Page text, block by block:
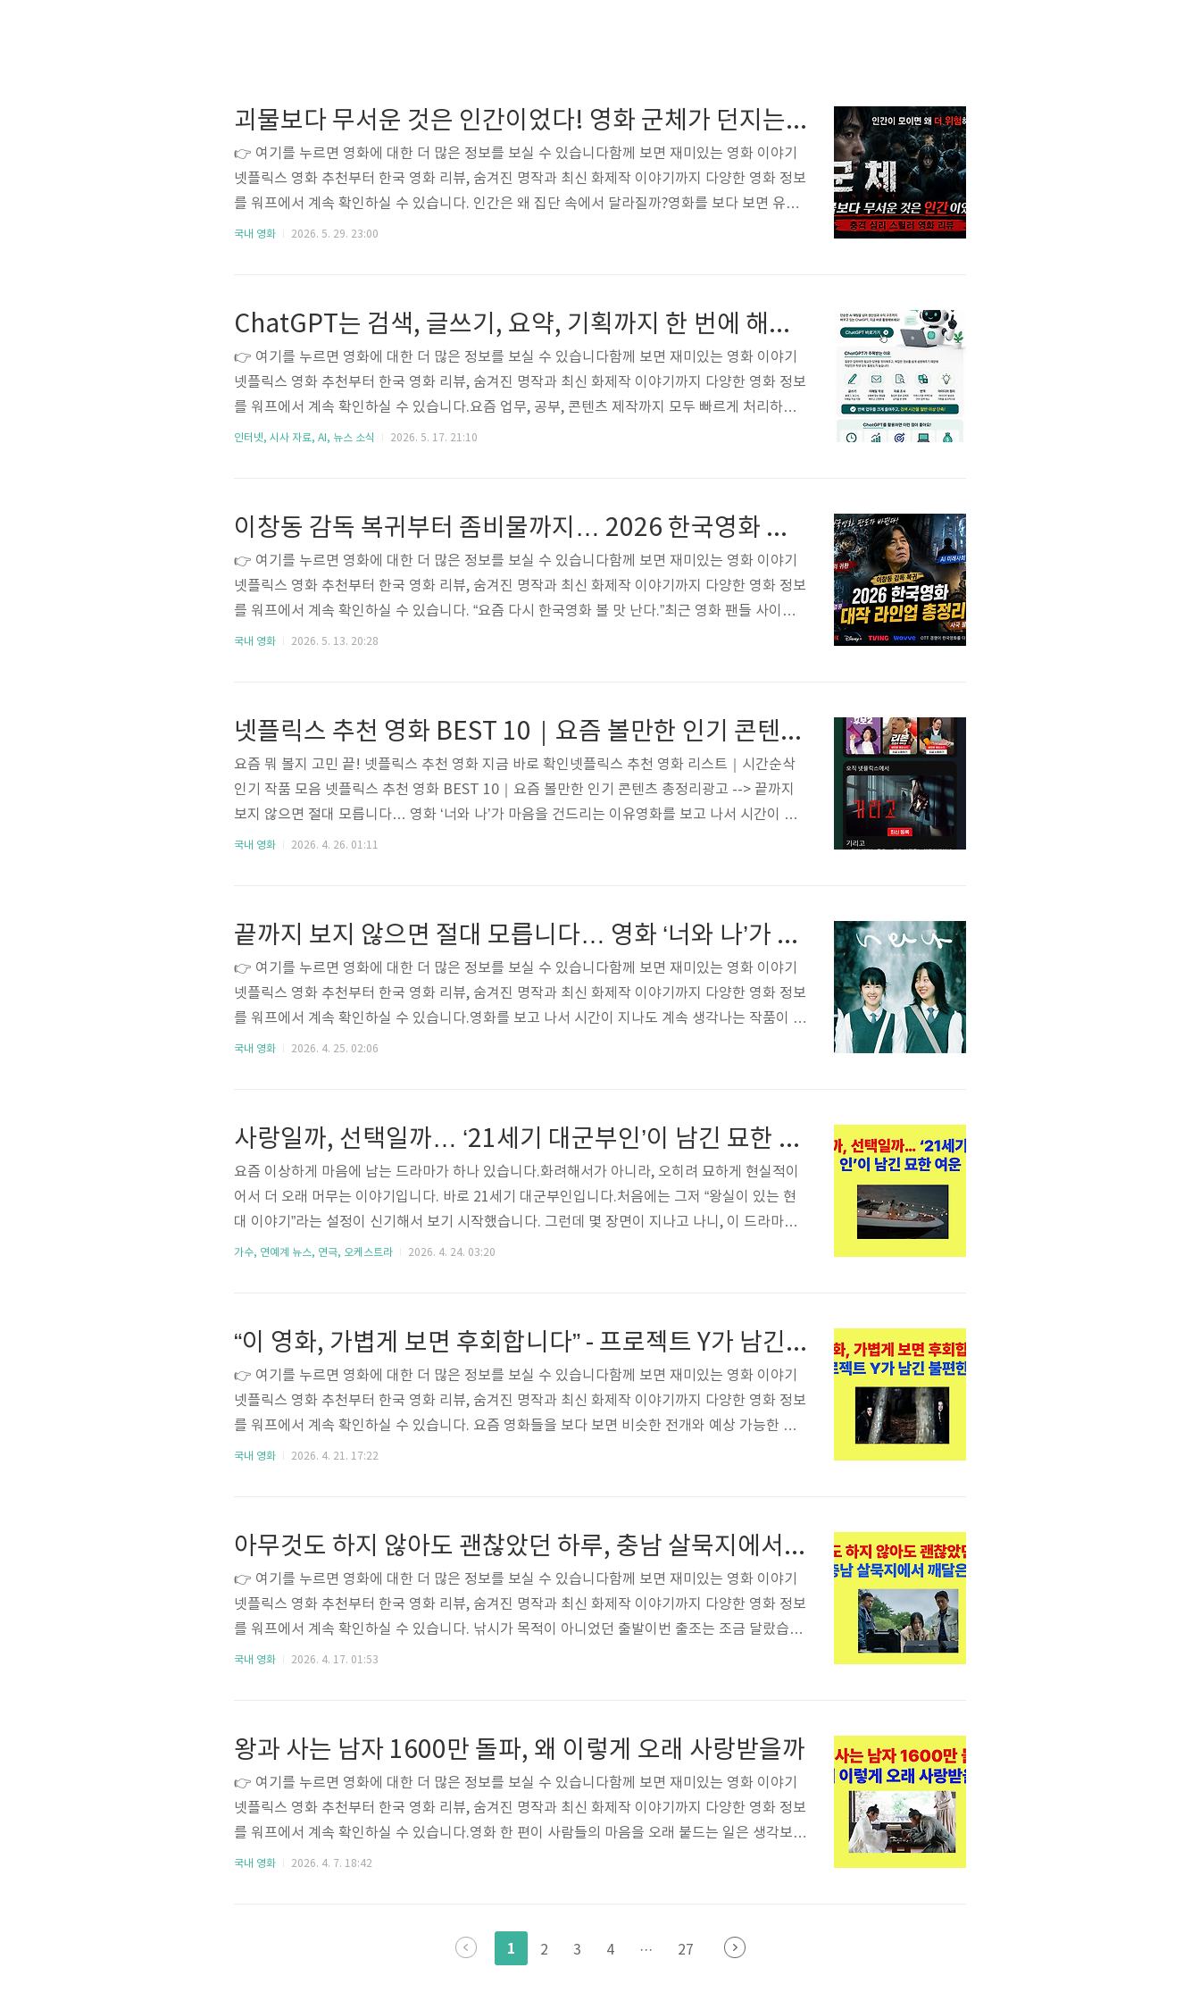
괴물보다 무서운 것은 인간이었다! 영화 군체가 던지는 섬뜩한 질문
👉 여기를 누르면 영화에 대한 더 많은 정보를 보실 수 있습니다함께 보면 재미있는 영화 이야기
넷플릭스 영화 추천부터 한국 영화 리뷰, 숨겨진 명작과 최신 화제작 이야기까지 다양한 영화 정보
를 워프에서 계속 확인하실 수 있습니다. 인간은 왜 집단 속에서 달라질까?영화를 보다 보면 유난
히 오래 기억에 남는 작품이 있습니다. 화려한 액션이나 엄청난 특수효과 때문이 아니라 인간의 본
이 등장합니다. 그런데 시간이 지날수록 그 평범한 사람..
국내 영화 2026. 5. 29. 23:00
ChatGPT는 검색, 글쓰기, 요약, 기획까지 한 번에 해결할 수 있어 시간 절약 효과
👉 여기를 누르면 영화에 대한 더 많은 정보를 보실 수 있습니다함께 보면 재미있는 영화 이야기
넷플릭스 영화 추천부터 한국 영화 리뷰, 숨겨진 명작과 최신 화제작 이야기까지 다양한 영화 정보
를 워프에서 계속 확인하실 수 있습니다.요즘 업무, 공부, 콘텐츠 제작까지 모두 빠르게 처리하는
사람들이 공통으로 사용하는 도구가 있습니다. 단순한 AI 채팅이 아니라 생산성과 수익 구조까지
ChatGPT 바로가기👆ChatGPT..
인터넷, 시사 자료, AI, 뉴스 소식 2026. 5. 17. 21:10
이창동 감독 복귀부터 좀비물까지… 2026 한국영화 판 뒤집힌다
👉 여기를 누르면 영화에 대한 더 많은 정보를 보실 수 있습니다함께 보면 재미있는 영화 이야기
넷플릭스 영화 추천부터 한국 영화 리뷰, 숨겨진 명작과 최신 화제작 이야기까지 다양한 영화 정보
를 워프에서 계속 확인하실 수 있습니다. “요즘 다시 한국영화 볼 맛 난다.”최근 영화 팬들 사이에
서 가장 많이 들리는 말입니다. 한동안 극장 침체와 OTT 경쟁 속에서 한국영화 위기론까지 나왔
경쟁에 본격적으로 뛰어들면서 제작 규모 ..
국내 영화 2026. 5. 13. 20:28
넷플릭스 추천 영화 BEST 10｜요즘 볼만한 인기 콘텐츠 총정리
요즘 뭐 볼지 고민 끝! 넷플릭스 추천 영화 지금 바로 확인넷플릭스 추천 영화 리스트｜시간순삭
인기 작품 모음 넷플릭스 추천 영화 BEST 10｜요즘 볼만한 인기 콘텐츠 총정리광고 --> 끝까지
보지 않으면 절대 모릅니다… 영화 ‘너와 나’가 마음을 건드리는 이유영화를 보고 나서 시간이 지
나도 계속 생각나는 작품이 있습니다.그런 영화는 대부분 강한 사건이나 반전이 있는 경우가 많습
인입니다.처음에는 그저 “왕실이 있..
국내 영화 2026. 4. 26. 01:11
끝까지 보지 않으면 절대 모릅니다… 영화 ‘너와 나’가 마음을 건드리는 이유
👉 여기를 누르면 영화에 대한 더 많은 정보를 보실 수 있습니다함께 보면 재미있는 영화 이야기
넷플릭스 영화 추천부터 한국 영화 리뷰, 숨겨진 명작과 최신 화제작 이야기까지 다양한 영화 정보
를 워프에서 계속 확인하실 수 있습니다.영화를 보고 나서 시간이 지나도 계속 생각나는 작품이 있
습니다.그런 영화는 대부분 강한 사건이나 반전이 있는 경우가 많습니다.하지만 ‘너와 나’는 전혀
의 감정이 서서히 쌓이면서관객을 끌어들이기 시작합니다..
국내 영화 2026. 4. 25. 02:06
사랑일까, 선택일까… ‘21세기 대군부인’이 남긴 묘한 여운
요즘 이상하게 마음에 남는 드라마가 하나 있습니다.화려해서가 아니라, 오히려 묘하게 현실적이
어서 더 오래 머무는 이야기입니다. 바로 21세기 대군부인입니다.처음에는 그저 “왕실이 있는 현
대 이야기”라는 설정이 신기해서 보기 시작했습니다. 그런데 몇 장면이 지나고 나니, 이 드라마는
단순히 설정이 독특한 작품이 아니라는 걸 느끼게 됩니다. 이 이야기는 결국 ‘사람’에 대한 이야기
기 때문입니다.왕실이든, 재벌이든, 정치든 결국 사람의..
가수, 연예계 뉴스, 연극, 오케스트라 2026. 4. 24. 03:20
“이 영화, 가볍게 보면 후회합니다” - 프로젝트 Y가 남긴 불편한 질문
👉 여기를 누르면 영화에 대한 더 많은 정보를 보실 수 있습니다함께 보면 재미있는 영화 이야기
넷플릭스 영화 추천부터 한국 영화 리뷰, 숨겨진 명작과 최신 화제작 이야기까지 다양한 영화 정보
를 워프에서 계속 확인하실 수 있습니다. 요즘 영화들을 보다 보면 비슷한 전개와 예상 가능한 결
말에 쉽게 지치곤 합니다. 저 역시 그런 아쉬움을 느끼던 중 ‘프로젝트 Y’를 접하게 되었는데, 이 작
화의 가장 큰 특징은 사건보다 사람에 집..
국내 영화 2026. 4. 21. 17:22
아무것도 하지 않아도 괜찮았던 하루, 충남 살묵지에서 깨달은 것
👉 여기를 누르면 영화에 대한 더 많은 정보를 보실 수 있습니다함께 보면 재미있는 영화 이야기
넷플릭스 영화 추천부터 한국 영화 리뷰, 숨겨진 명작과 최신 화제작 이야기까지 다양한 영화 정보
를 워프에서 계속 확인하실 수 있습니다. 낚시가 목적이 아니었던 출발이번 출조는 조금 달랐습니
다.늘 그렇듯 낚시 장비를 챙겼지만, 마음은 이상하게 가벼웠습니다.목표는 ‘조과’가 아니었습니
내리지 못했습니다.그 이유는 단순했습니다.너무 조용..
국내 영화 2026. 4. 17. 01:53
왕과 사는 남자 1600만 돌파, 왜 이렇게 오래 사랑받을까
👉 여기를 누르면 영화에 대한 더 많은 정보를 보실 수 있습니다함께 보면 재미있는 영화 이야기
넷플릭스 영화 추천부터 한국 영화 리뷰, 숨겨진 명작과 최신 화제작 이야기까지 다양한 영화 정보
를 워프에서 계속 확인하실 수 있습니다.영화 한 편이 사람들의 마음을 오래 붙드는 일은 생각보다
쉽지 않습니다. 개봉 첫 주에 화제가 되는 작품은 많지만, 시간이 갈수록 더 많은 사람이 찾고 다시
이 됐습니다. 그 결과 이 영화는 4월 5일 1600만 관객을 돌파했고, 4월 7일에는 1612만 명을 넘기
국내 영화 2026. 4. 7. 18:42
1 2 3 4 ··· 27